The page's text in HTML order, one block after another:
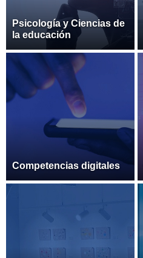
Psicología y Ciencias de
la educación
Competencias digitales